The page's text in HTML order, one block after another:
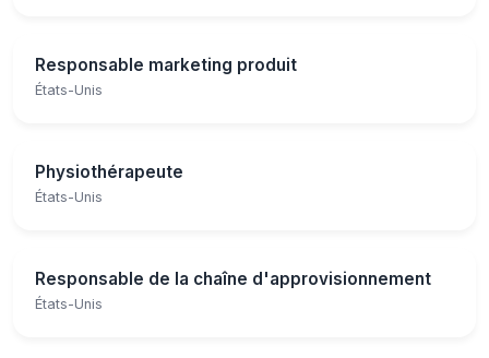
Responsable marketing produit
États-Unis
Physiothérapeute
États-Unis
Responsable de la chaîne d'approvisionnement
États-Unis